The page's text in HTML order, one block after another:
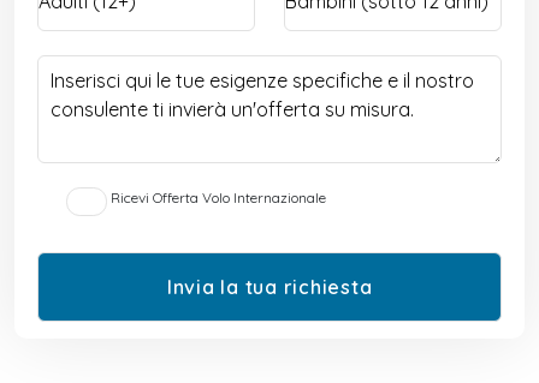
Ricevi Offerta Volo Internazionale